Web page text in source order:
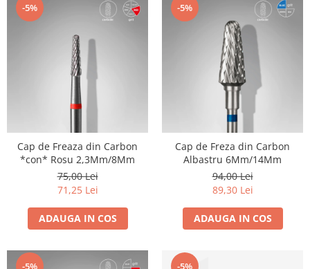
-5%
Cap de Freaza din Carbon
*con* Rosu 2,3Mm/8Mm
75,00 Lei
71,25 Lei
ADAUGA IN COS
-5%
Cap de Freza din Carbon
Albastru 6Mm/14Mm
94,00 Lei
89,30 Lei
ADAUGA IN COS
-5% -5%